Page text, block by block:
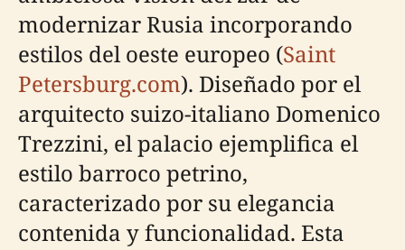
modernizar Rusia incorporando
estilos del oeste europeo (Saint
Petersburg.com). Diseñado por el
arquitecto suizo-italiano Domenico
Trezzini, el palacio ejemplifica el
estilo barroco petrino,
caracterizado por su elegancia
contenida y funcionalidad. Esta